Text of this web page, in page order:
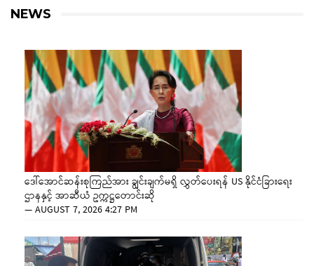
NEWS
ဒေါ်အောင်ဆန်းစုကြည်အား ချွင်းချက်မရှိ လွှတ်ပေးရန် US နိုင်ငံခြားရေး
ဌာနနှင့် အာဆီယံ ဥက္ကဋ္ဌတောင်းဆို
—AUGUST 7, 2026 4:27 PM